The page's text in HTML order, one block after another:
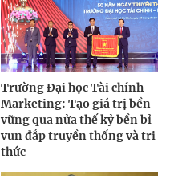
Trường Đại học Tài chính –
Marketing: Tạo giá trị bền
vững qua nửa thế kỷ bền bỉ
vun đắp truyền thống và tri
thức